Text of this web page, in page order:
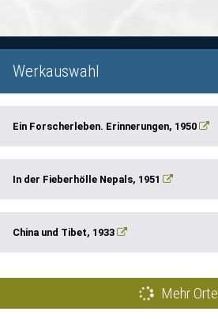
Werkauswahl
Ein Forscherleben. Erinnerungen, 1950
In der Fieberhölle Nepals, 1951
China und Tibet, 1933
Mehr Orte